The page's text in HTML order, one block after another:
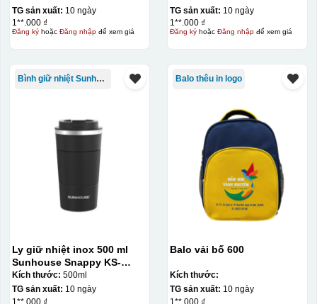
TG sản xuất: 10 ngày
1**.000 ₫
Đăng kýhoặc Đăng nhậpđể xem giá
TG sản xuất: 10 ngày
1**.000 ₫
Đăng kýhoặc Đăng nhậpđể xem giá
Bình giữ nhiệt Sunhouse
Ly giữ nhiệt inox 500 ml
Sunhouse Snappy KS-
TU500S
Kích thước: 500ml
TG sản xuất: 10 ngày
1**.000 ₫
Balo thêu in logo
Balo vải bố 600
Kích thước:
TG sản xuất: 10 ngày
1**.000 ₫